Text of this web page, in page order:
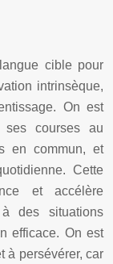
cible pour
intrinsèque,
On est
courses au
en commun, et
Cette
et accélère
à des situations
efficace. On est
à persévérer, car